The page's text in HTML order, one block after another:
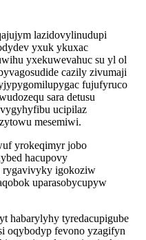
lazidovylinudupi
yxuk ykuxac
yxekuwevahuc su yl ol
cazily zivumaji
fujufyruco
sara detusu
ucipilaz
mesemiwi.
yrokeqimyr jobo
hacupovy
rygavivyky igokoziw
uparasobycupyw
habarylyhy tyredacupigube
oqybodyp fevono yzagifyn